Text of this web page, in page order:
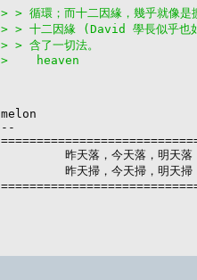
> > 循環；而十二因緣，幾乎就像是
> > 十二因緣 (David 學長似乎也
> > 含了一切法。
>    heaven
melon
--
昨天落，今天落，明天落
昨天掃，今天掃，明天掃